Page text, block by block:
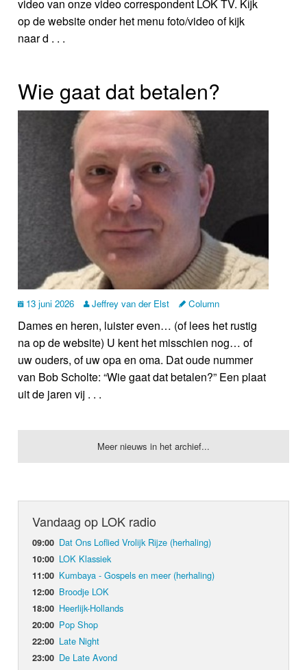
video van onze video correspondent LOK TV. Kijk
op de website onder het menu foto/video of kijk
naar d . . .
Wie gaat dat betalen?
13 juni 2026 Jeffrey van der Elst Column
Dames en heren, luister even… (of lees het rustig
na op de website) U kent het misschien nog… of
uw ouders, of uw opa en oma. Dat oude nummer
van Bob Scholte: “Wie gaat dat betalen?” Een plaat
uit de jaren vij . . .
Meer nieuws in het archief...
Vandaag op LOK radio
09:00 Dat Ons Loflied Vrolijk Rijze (herhaling)
10:00 LOK Klassiek
11:00 Kumbaya - Gospels en meer (herhaling)
12:00 Broodje LOK
18:00 Heerlijk-Hollands
20:00 Pop Shop
22:00 Late Night
23:00 De Late Avond